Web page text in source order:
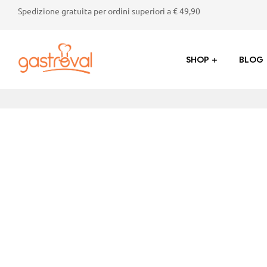
Spedizione gratuita per ordini superiori a € 49,90
SHOP BLOG